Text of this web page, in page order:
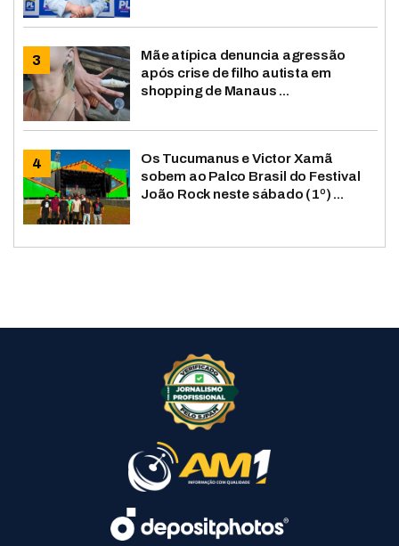
Mãe atípica denuncia agressão
após crise de filho autista em
shopping de Manaus ...
Os Tucumanus e Victor Xamã
sobem ao Palco Brasil do Festival
João Rock neste sábado (1º) ...